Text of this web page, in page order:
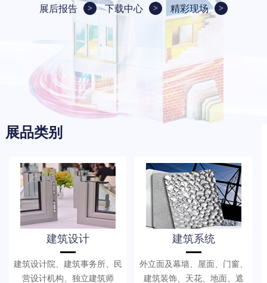
展后报告 下载中心 精彩现场
展品类别
建筑设计
建筑设计院、建筑事务所、民
营设计机构、独立建筑师
建筑系统
外立面及幕墙、屋面、门窗、
建筑装饰、天花、地面、遮